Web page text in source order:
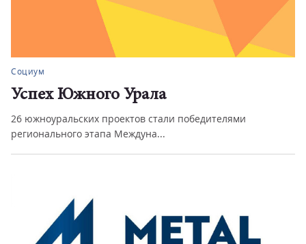
Социум
Успех Южного Урала
26 южноуральских проектов стали победителями
регионального этапа Междуна...